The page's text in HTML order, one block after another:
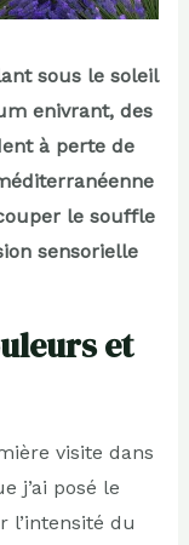
sous le soleil
enivrant, des
à perte de
le souffle
sensorielle
et
visite dans
j’ai posé le
l’intensité du